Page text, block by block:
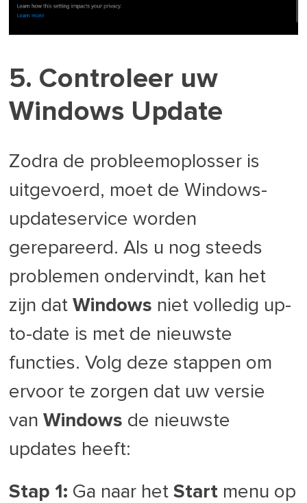
5. Controleer uw
Windows Update
Zodra de probleemoplosser is
uitgevoerd, moet de Windows-
updateservice worden
gerepareerd. Als u nog steeds
problemen ondervindt, kan het
zijn datWindows niet volledig up-
to-date is met de nieuwste
functies. Volg deze stappen om
ervoor te zorgen dat uw versie
vanWindows de nieuwste
updates heeft:
Stap 1: Ga naar hetStart menu op